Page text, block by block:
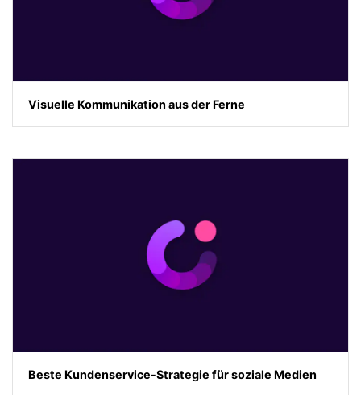
Visuelle Kommunikation aus der Ferne
Beste Kundenservice-Strategie für soziale Medien